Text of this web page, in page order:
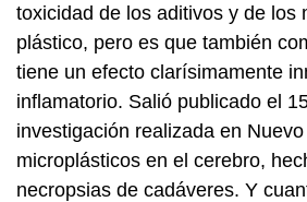
toxicidad de los aditivos y de los
plástico, pero es que también
tiene un efecto clarísimamente
inflamatorio. Salió publicado el
investigación realizada en
microplásticos en el cerebro,
necropsias de cadáveres. Y